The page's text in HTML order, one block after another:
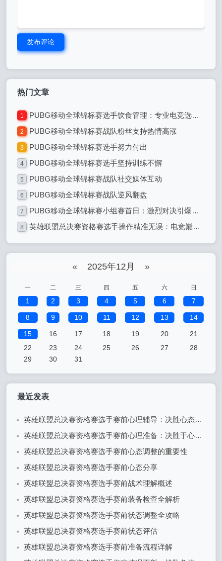
发布评论
热门文章
1 PUBG移动全球锦标赛选手饮食管理：专业电竞选手的饮食之道
2 PUBG移动全球锦标赛战队粉丝支持热情高涨
3 PUBG移动全球锦标赛选手努力付出
4 PUBG移动全球锦标赛选手坚持训练不懈
5 PUBG移动全球锦标赛战队社交媒体互动
6 PUBG移动全球锦标赛战队逆风翻盘
7 PUBG移动全球锦标赛小组赛首日：激烈对决引爆全球电竞热潮
8 英雄联盟总决赛资格赛选手操作精准无误：电竞巅峰的精准艺术
« 2025年12月 »
一 二 三 四 五 六 日
1 2 3 4 5 6 7
8 9 10 11 12 13 14
15 16 17 18 19 20
21
22
23 24 25 26 27
28
29
30 31
最近发表
英雄联盟总决赛资格赛选手赛前心理辅导：决胜心态的关键
英雄联盟总决赛资格赛选手赛前心理准备：决胜于心态之间
英雄联盟总决赛资格赛选手赛前心态调整的重要性
英雄联盟总决赛资格赛选手赛前心态分享
英雄联盟总决赛资格赛选手赛前战术理解概述
英雄联盟总决赛资格赛选手赛前装备检查全解析
英雄联盟总决赛资格赛选手赛前状态调整全攻略
英雄联盟总决赛资格赛选手赛前状态评估
英雄联盟总决赛资格赛选手赛前准备流程详解